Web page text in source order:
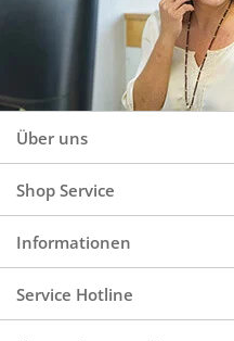
Über uns
Shop Service
Informationen
Service Hotline